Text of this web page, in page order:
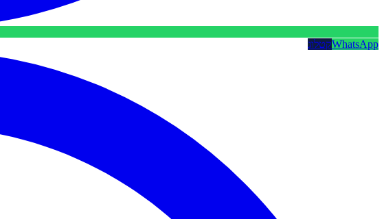
WhatsAppקטלוג